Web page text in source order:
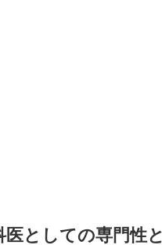
医としての専門性